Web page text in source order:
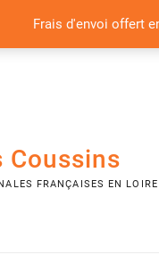
Frais d'envoi offert
Coussins
FRANÇAISES EN